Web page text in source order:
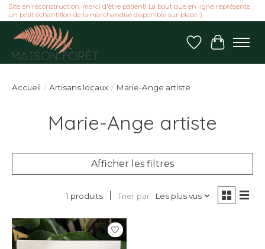
Site en reconstruction, merci d'être patient! La boutique en ligne représente
un petit échantillon de la marchandise disponible sur place :)
Liste dePanier
Accueil / Artisans locaux / Marie-Ange artiste
Marie-Ange artiste
Afficher les filtres
1 produits Trier par Les plus vus